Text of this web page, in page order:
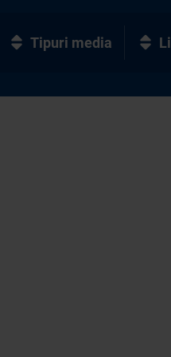
Tipuri media